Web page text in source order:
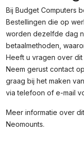
Bij Budget Computers
Bestellingen die op
worden dezelfde dag
betaalmethoden,
Heeft u vragen over
Neem gerust contact
graag bij het maken
via telefoon of e-mail
Meer informatie over
Neomounts.